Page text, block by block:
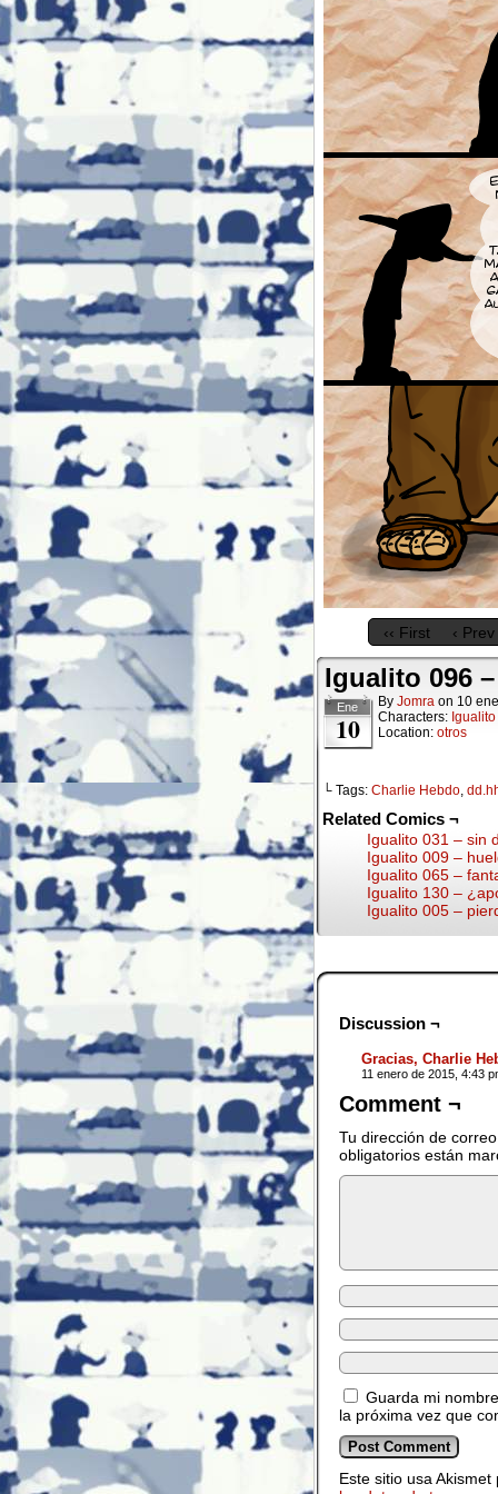
‹‹ First ‹ Prev
Igualito 096
Ene
10
By Jomra on 10
Characters: Igualito
Location: otros
└ Tags: Charlie Hebdo,
Related Comics ¬
Igualito 031 – sin
Igualito 009 –
Igualito 065 –
Igualito 130 –
Igualito 005 –
Discussion ¬
Gracias, Charlie
11 enero de 2015, 4:43
Comment ¬
Tu dirección de
obligatorios están
Guarda mi
la próxima vez que
Este sitio usa